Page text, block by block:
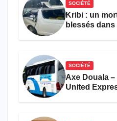
SOCIÉTÉ
Kribi : un
blessés
SOCIÉTÉ
Axe Douala
United